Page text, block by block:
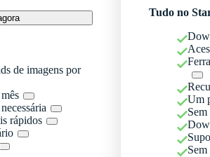
de imagens por
rápidos
Tudo no
Um
Sem
Sem